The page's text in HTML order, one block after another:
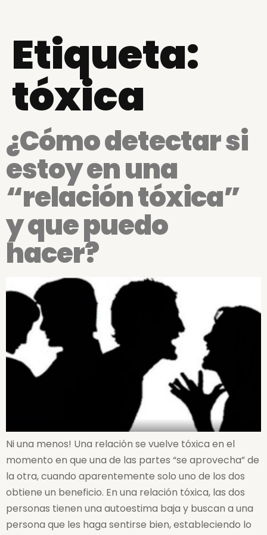
Etiqueta:
tóxica
¿Cómo detectar si
estoy en una
“relación tóxica”
y que puedo
hacer?
Ni una menos! Una relación se vuelve tóxica en el
momento en que una de las partes “se aprovecha” de
la otra, cuando aparentemente solo uno de los dos
obtiene un beneficio. En una relación tóxica, las dos
personas tienen una autoestima baja y buscan a una
persona que les haga sentirse bien, estableciendo lo